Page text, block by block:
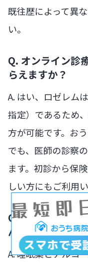
既往歴によって異
い。
Q. オンライン診
らえますか？
A. はい、ロゼレム
指定）であるため
方が可能です。お
でも、医師の診察
ます。初診から保
しい方にもご利用
Q. ロゼレムを飲
んでも大丈夫で
A. 睡眠薬とアルコ